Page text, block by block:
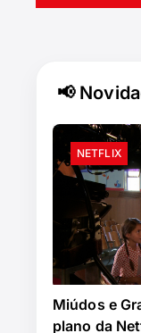
📢
NETFLIX
Miúdos e
plano da